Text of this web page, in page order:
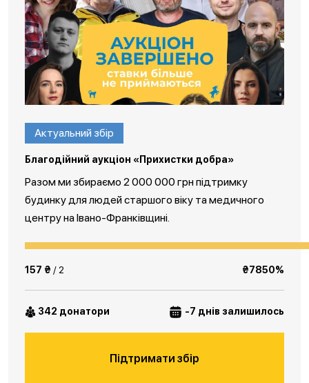
Актуальний збір
Благодійний аукціон «Прихистки добра»
Разом ми збираємо 2 000 000 грн підтримку
будинку для людей старшого віку та медичного
центру на Івано-Франківщині.
157 ₴ / 2 ₴7850%
342 донатори -7 днів залишилось
Підтримати збір